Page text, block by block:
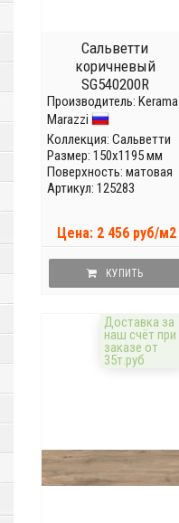
Сальветти
коричневый
SG540200R
Производитель: Kerama
Marazzi
Коллекция: Сальветти
Размер: 150x1195 мм
Поверхность: матовая
Артикул: 125283
Цена: 2 456 руб/м2
КУПИТЬ
Доставка за
наш счёт при
заказе от
35т.руб